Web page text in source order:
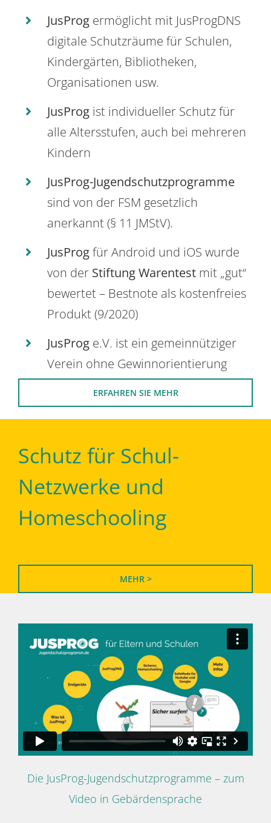
JusProg ermöglicht mit JusProgDNS
digitale Schutzräume für Schulen,
Kindergärten, Bibliotheken,
Organisationen usw.
JusProg ist individueller Schutz für
alle Altersstufen, auch bei mehreren
Kindern
JusProg-Jugendschutzprogramme
sind von der FSM gesetzlich
anerkannt (§ 11 JMStV).
JusProgfür Android und iOS wurde
von der Stiftung Warentest mit „gut“
bewertet – Bestnote als kostenfreies
Produkt (9/2020)
JusProg e.V. ist ein gemeinnütziger
Verein ohne Gewinnorientierung
ERFAHREN SIE MEHR
Schutz für Schul-
Netzwerke und
Homeschooling
MEHR >
Die JusProg-Jugendschutzprogramme – zum
Video in Gebärdensprache